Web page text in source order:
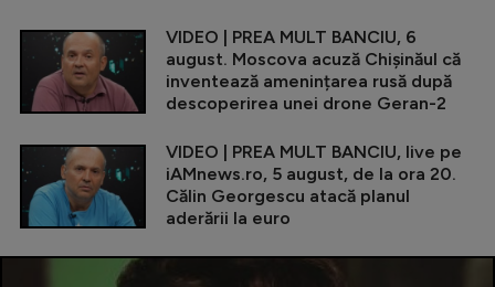
VIDEO | PREA MULT BANCIU, 6
august. Moscova acuză Chișinăul că
inventează amenințarea rusă după
descoperirea unei drone Geran-2
VIDEO | PREA MULT BANCIU, live pe
iAMnews.ro, 5 august, de la ora 20.
Călin Georgescu atacă planul
aderării la euro